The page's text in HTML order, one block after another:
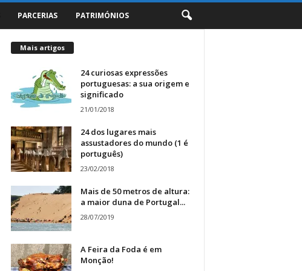
PARCERIAS PATRIMÓNIOS
Mais artigos
24 curiosas expressões
portuguesas: a sua origem e
significado
21/01/2018
24 dos lugares mais
assustadores do mundo (1 é
português)
23/02/2018
Mais de 50 metros de altura:
a maior duna de Portugal...
28/07/2019
A Feira da Foda é em
Monção!